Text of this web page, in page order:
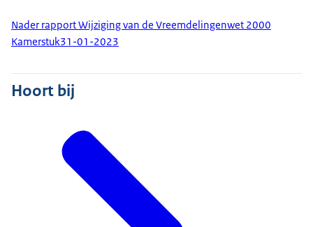
Nader rapport Wijziging van de Vreemdelingenwet 2000
Kamerstuk31-01-2023
Hoort bij